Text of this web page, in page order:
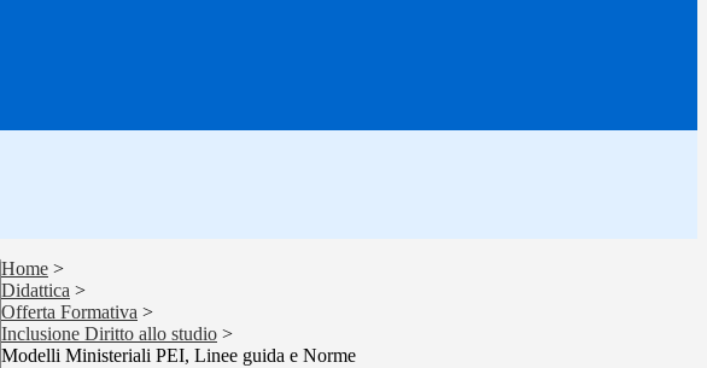
Home >
Didattica >
Offerta Formativa >
Inclusione Diritto allo studio >
Modelli Ministeriali PEI, Linee guida e Norme